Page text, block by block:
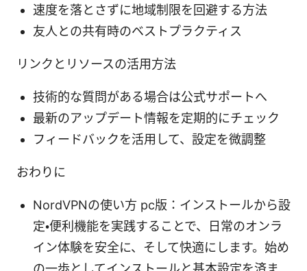
速度を落とさずに地域制限を回避する方法
友人との共有時のベストプラクティス
リンクとリソースの活用方法
技術的な質問がある場合は公式サポートへ
最新のアップデート情報を定期的にチェック
フィードバックを活用して、設定を微調整
おわりに
NordVPNの使い方 pc版：インストールから設
定・便利機能を実践することで、日常のオンラ
イン体験を安全に、そして快適にします。始め